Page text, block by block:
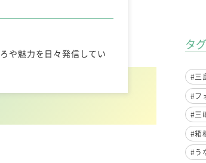
や魅力を日々発信してい
タグ
#三
#フ
#三
#箱
#う